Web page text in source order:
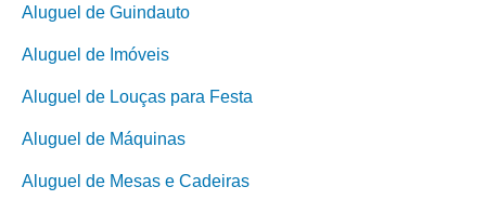
Aluguel de Guindauto
Aluguel de Imóveis
Aluguel de Louças para Festa
Aluguel de Máquinas
Aluguel de Mesas e Cadeiras